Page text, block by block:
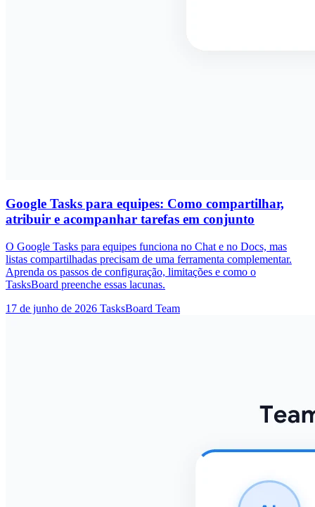
Google Tasks para equipes: Como compartilhar,
atribuir e acompanhar tarefas em conjunto
O Google Tasks para equipes funciona no Chat e no Docs, mas
listas compartilhadas precisam de uma ferramenta complementar.
Aprenda os passos de configuração, limitações e como o
TasksBoard preenche essas lacunas.
17 de junho de 2026 TasksBoard Team